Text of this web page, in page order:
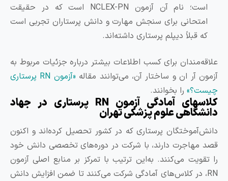
است؛ نام آن آزمون NCLEX-PN است که در حقیقت
امتحانی برای سنجش مهارت و دانش پرستاران تجربی است
که قبلاً دیپلم پرستاری داشته‌اند.
برای کسب اطلاعات بیشتر درباره جزئیات مربوط به
آر ان و ساختار آن، می‌توانند مقاله
«آزمون RN پرستاری
را بخوانند.
کلاسهای آمادگی آزمون RN پرستاری در جهاد
علوم پزشکی تهران
پرستاری که در کشور تحصیل کرده‌اند و اکنون
مهاجرت دارند، با شرکت در دوره‌های تخصصی دانش خود
تقویت می‌کنند. به‌این ترتیب با تمرکز بر منابع اصلی آزمون
RN، در کلاس‌های آمادگی شرکت می‌کنند تا ضمن افزایش دانش